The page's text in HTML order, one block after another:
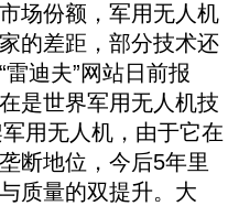
场份额，军用无人机
的差距，部分技术还
迪夫”网站日前报
是世界军用无人机技
用无人机，由于它在
断地位，今后5年里
质量的双提升。大